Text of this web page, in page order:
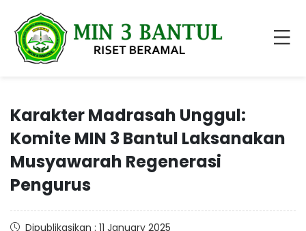
Karakter Madrasah Unggul:
Komite MIN 3 Bantul Laksanakan
Musyawarah Regenerasi
Pengurus
Dipublikasikan : 11 January 2025